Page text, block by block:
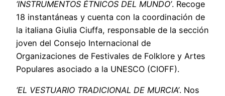
‘INSTRUMENTOS ÉTNICOS DEL MUNDO’. Recoge
18 instantáneas y cuenta con la coordinación de
la italiana Giulia Ciuffa, responsable de la sección
joven del Consejo Internacional de
Organizaciones de Festivales de Folklore y Artes
Populares asociado a la UNESCO (CIOFF).
‘EL VESTUARIO TRADICIONAL DE MURCIA’. Nos